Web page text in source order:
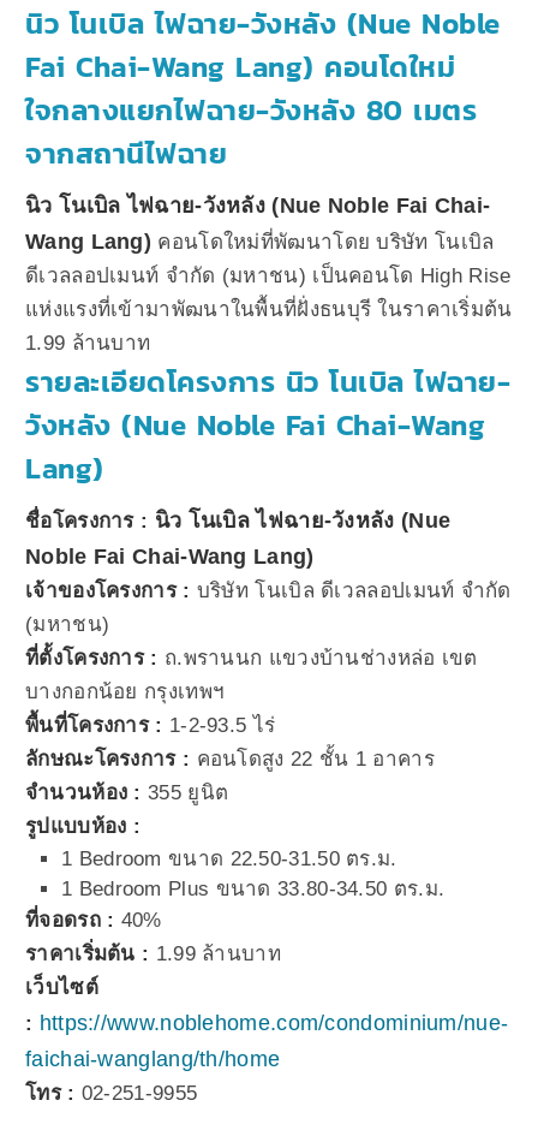
นิว โนเบิล ไฟฉาย-วังหลัง (Nue Noble
Fai Chai-Wang Lang) คอนโดใหม่
ใจกลางแยกไฟฉาย-วังหลัง 80 เมตร
จากสถานีไฟฉาย
นิว โนเบิล ไฟฉาย-วังหลัง (Nue Noble Fai Chai-
Wang Lang) คอนโดใหม่ที่พัฒนาโดย บริษัท โนเบิล
ดีเวลลอปเมนท์ จำกัด (มหาชน) เป็นคอนโด High Rise
แห่งแรงที่เข้ามาพัฒนาในพื้นที่ฝั่งธนบุรี ในราคาเริ่มต้น
1.99 ล้านบาท
รายละเอียดโครงการ นิว โนเบิล ไฟฉาย-
วังหลัง (Nue Noble Fai Chai-Wang
Lang)
ชื่อโครงการ : นิว โนเบิล ไฟฉาย-วังหลัง (Nue
Noble Fai Chai-Wang Lang)
เจ้าของโครงการ : บริษัท โนเบิล ดีเวลลอปเมนท์ จำกัด
(มหาชน)
ที่ตั้งโครงการ : ถ.พรานนก แขวงบ้านช่างหล่อ เขต
บางกอกน้อย กรุงเทพฯ
พื้นที่โครงการ : 1-2-93.5 ไร่
ลักษณะโครงการ : คอนโดสูง 22 ชั้น 1 อาคาร
จำนวนห้อง : 355 ยูนิต
รูปแบบห้อง :
1 Bedroom ขนาด 22.50-31.50 ตร.ม.
1 Bedroom Plus ขนาด 33.80-34.50 ตร.ม.
ที่จอดรถ : 40%
ราคาเริ่มต้น : 1.99 ล้านบาท
เว็บไซต์
: https://www.noblehome.com/condominium/nue-
faichai-wanglang/th/home
โทร : 02-251-9955